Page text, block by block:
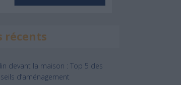
récents
devant la maison : Top 5 des
d’aménagement